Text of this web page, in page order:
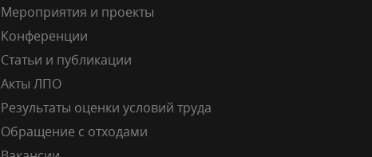
Мероприятия и проекты
Конференции
Статьи и публикации
Акты ЛПО
Результаты оценки условий труда
Обращение с отходами